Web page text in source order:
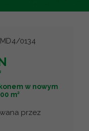
0134
w nowym
m2
przez